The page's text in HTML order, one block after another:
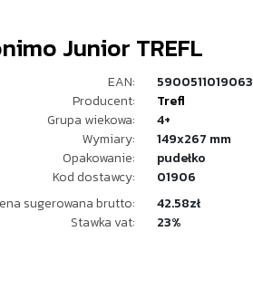
Junior TREFL
EAN:
5900511019063
Producent:
Trefl
Grupa wiekowa:
4+
Wymiary:
149x267 mm
Opakowanie:
pudełko
Kod dostawcy:
01906
sugerowana brutto:
42.58zł
Stawka vat:
23%